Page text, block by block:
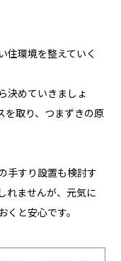
住環境を整えていく
決めていきましょ
を取り、つまずきの原
手すり設置も検討す
れませんが、元気に
くと安心です。